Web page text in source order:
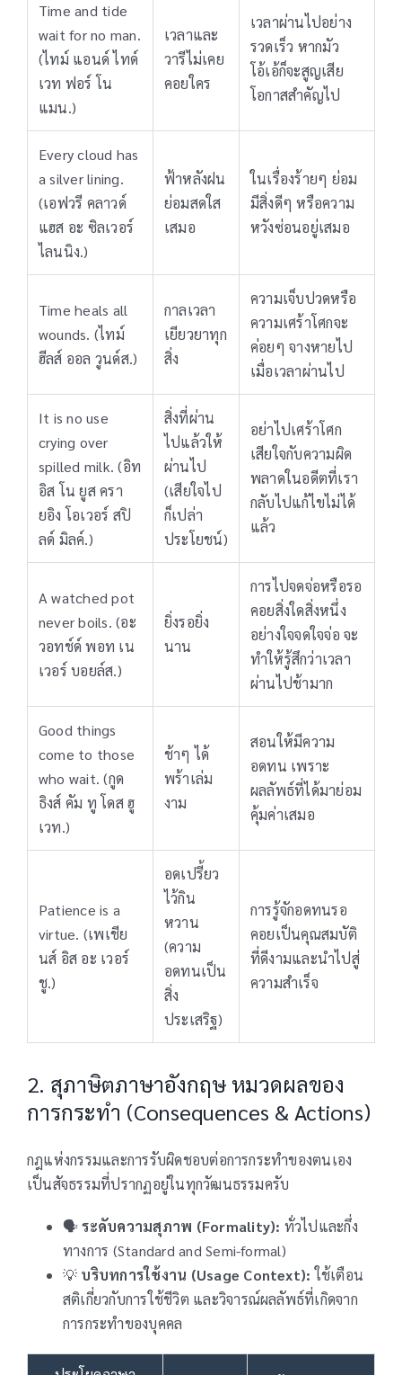
Time and tide
wait for no man.
(ไทม์ แอนด์ ไทด์
เวท ฟอร์ โน
แมน.)
เวลาและ
วารีไม่เคย
คอยใคร
เวลาผ่านไปอย่าง
รวดเร็ว หากมัว
โอ้เอ้ก็จะสูญเสีย
โอกาสสำคัญไป
Every cloud has
a silver lining.
(เอฟวรี คลาวด์
แฮส อะ ซิลเวอร์
ไลนนิง.)
ฟ้าหลังฝน
ย่อมสดใส
เสมอ
ในเรื่องร้ายๆ ย่อม
มีสิ่งดีๆ หรือความ
หวังซ่อนอยู่เสมอ
Time heals all
wounds. (ไทม์
ฮีลส์ ออล วูนด์ส.)
กาลเวลา
เยียวยาทุก
สิ่ง
ความเจ็บปวดหรือ
ความเศร้าโศกจะ
ค่อยๆ จางหายไป
เมื่อเวลาผ่านไป
It is no use
crying over
spilled milk. (อิท
อิส โน ยูส ครา
ยอิง โอเวอร์ สปิ
ลด์ มิลค์.)
สิ่งที่ผ่าน
ไปแล้วให้
ผ่านไป
(เสียใจไป
ก็เปล่า
ประโยชน์)
อย่าไปเศร้าโศก
เสียใจกับความผิด
พลาดในอดีตที่เรา
กลับไปแก้ไขไม่ได้
แล้ว
A watched pot
never boils. (อะ
วอทช์ด์ พอท เน
เวอร์ บอยล์ส.)
ยิ่งรอยิ่ง
นาน
การไปจดจ่อหรือรอ
คอยสิ่งใดสิ่งหนึ่ง
อย่างใจจดใจจ่อ จะ
ทำให้รู้สึกว่าเวลา
ผ่านไปช้ามาก
Good things
come to those
who wait. (กูด
ธิงส์ คัม ทู โดส ฮู
เวท.)
ช้าๆ ได้
พร้าเล่ม
งาม
สอนให้มีความ
อดทน เพราะ
ผลลัพธ์ที่ได้มาย่อม
คุ้มค่าเสมอ
Patience is a
virtue. (เพเชีย
นส์ อิส อะ เวอร์
ชู.)
อดเปรี้ยว
ไว้กิน
หวาน
(ความ
อดทนเป็น
สิ่ง
ประเสริฐ)
การรู้จักอดทนรอ
คอยเป็นคุณสมบัติ
ที่ดีงามและนำไปสู่
ความสำเร็จ
2. สุภาษิตภาษาอังกฤษ หมวดผลของ
การกระทำ (Consequences & Actions)
กฎแห่งกรรมและการรับผิดชอบต่อการกระทำของตนเอง
เป็นสัจธรรมที่ปรากฏอยู่ในทุกวัฒนธรรมครับ
🗣️ระดับความสุภาพ (Formality): ทั่วไปและกึ่ง
ทางการ (Standard and Semi-formal)
💡 บริบทการใช้งาน (Usage Context): ใช้เตือน
สติเกี่ยวกับการใช้ชีวิต และวิจารณ์ผลลัพธ์ที่เกิดจาก
การกระทำของบุคคล